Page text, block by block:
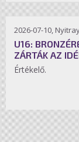
2026-07-10,
U16:
ZÁRTÁK AZ
Értékelő.